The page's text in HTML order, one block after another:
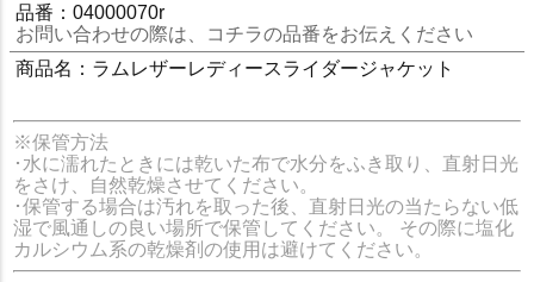
品番：04000070r
お問い合わせの際は、コチラの品番をお伝えください
商品名：ラムレザーレディースライダージャケット
※保管方法
･水に濡れたときには乾いた布で水分をふき取り、直射日光
をさけ、自然乾燥させてください。
･保管する場合は汚れを取った後、直射日光の当たらない低
湿で風通しの良い場所で保管してください。 その際に塩化
カルシウム系の乾燥剤の使用は避けてください。